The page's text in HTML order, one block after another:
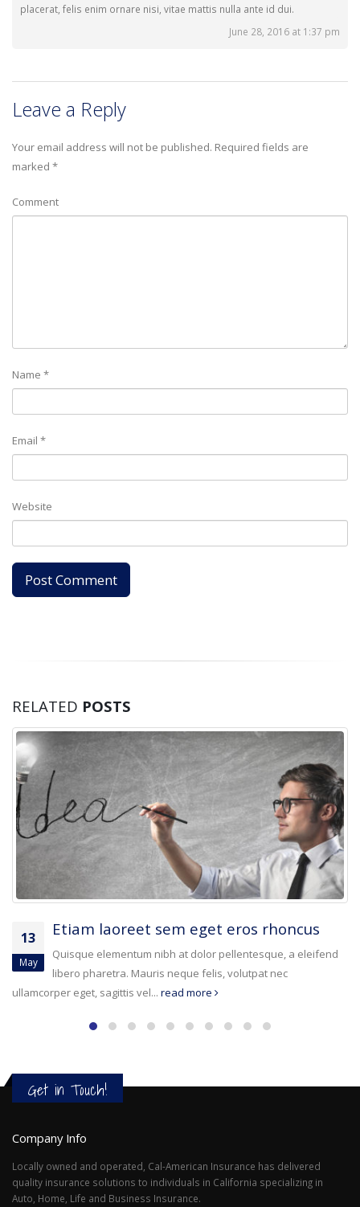
placerat, felis enim ornare nisi, vitae mattis nulla ante id dui.
June 28, 2016 at 1:37 pm
Leave a Reply
Your email address will not be published. Required fields are
marked *
Comment
Name *
Email *
Website
RELATED POSTS
13
Jan
Deleniti nam porro quisquam ab
temporibus
Quisque elementum nibh at dolor pellentesque, a eleifend
libero pharetra. Mauris neque felis, volutpat nec ullamcorper eget,
Get in Touch!
Company Info
Locally owned and operated, Cal-American Insurance has delivered
quality insurance solutions to individuals in California specializing in